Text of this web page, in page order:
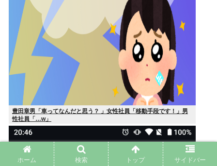
豊田章男「車ってなんだと思う？ 」女性社員「移動手段です！」男
性社員「…w」
ホーム 検索 トップ サイドバー